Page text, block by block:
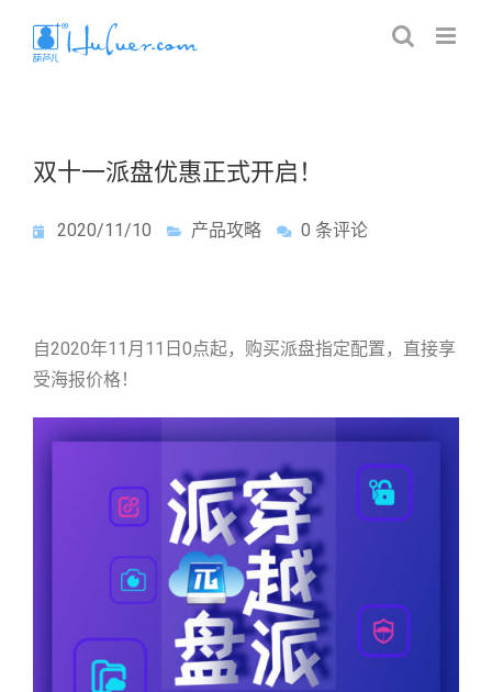
双十一派盘优惠正式开启！
2020/11/10 产品攻略 0 条评论
自2020年11月11日0点起，购买派盘指定配置，直接享
受海报价格！